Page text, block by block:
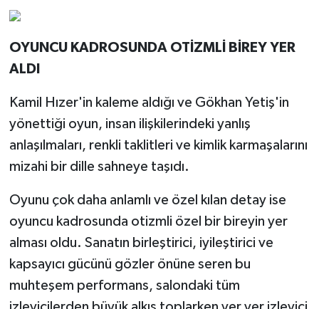
OYUNCU KADROSUNDA OTİZMLİ BİREY YER
ALDI
Kamil Hızer'in kaleme aldığı ve Gökhan Yetiş'in
yönettiği oyun, insan ilişkilerindeki yanlış
anlaşılmaları, renkli taklitleri ve kimlik karmaşalarını
mizahi bir dille sahneye taşıdı.
Oyunu çok daha anlamlı ve özel kılan detay ise
oyuncu kadrosunda otizmli özel bir bireyin yer
alması oldu. Sanatın birleştirici, iyileştirici ve
kapsayıcı gücünü gözler önüne seren bu
muhteşem performans, salondaki tüm